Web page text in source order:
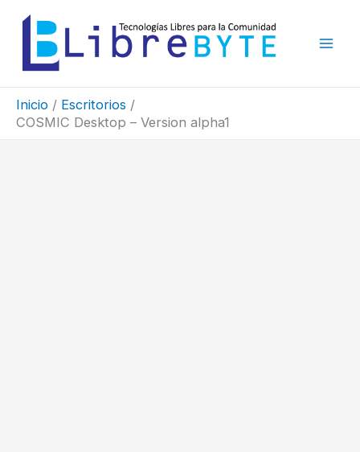
contenido
Inicio
Escritorios
COSMIC Desktop – Version alpha1